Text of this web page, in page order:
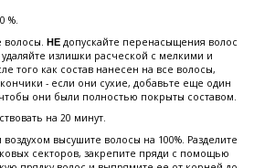
%.
волосы. НЕ допускайте перенасыщения волос
излишки расческой с мелкими и
того как состав нанесен на все волосы,
- если они сухие, добавьте еще один
они были полностью покрыты составом.
на 20 минут.
высушите волосы на 100%. Разделите
секторов, закрепите пряди с помощью